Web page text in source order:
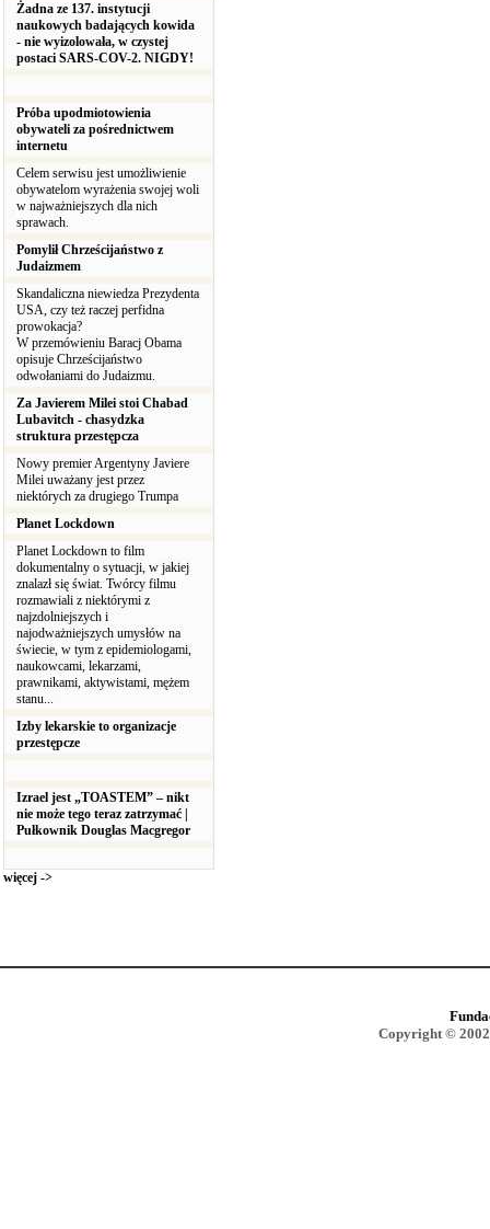
Żadna ze 137. instytucji
naukowych badających kowida
- nie wyizolowała, w czystej
postaci SARS-COV-2. NIGDY!
Próba upodmiotowienia
obywateli za pośrednictwem
internetu
Celem serwisu jest umożliwienie
obywatelom wyrażenia swojej woli
w najważniejszych dla nich
sprawach.
Pomylił Chrześcijaństwo z
Judaizmem
Skandaliczna niewiedza Prezydenta
USA, czy też raczej perfidna
prowokacja?
W przemówieniu Baracj Obama
opisuje Chrześcijaństwo
odwołaniami do Judaizmu.
Za Javierem Milei stoi Chabad
Lubavitch - chasydzka
struktura przestępcza
Nowy premier Argentyny Javiere
Milei uważany jest przez
niektórych za drugiego Trumpa
Planet Lockdown
Planet Lockdown to film
dokumentalny o sytuacji, w jakiej
znalazł się świat. Twórcy filmu
rozmawiali z niektórymi z
najzdolniejszych i
najodważniejszych umysłów na
świecie, w tym z epidemiologami,
naukowcami, lekarzami,
prawnikami, aktywistami, mężem
stanu...
Izby lekarskie to organizacje
przestępcze
Izrael jest „TOASTEM” – nikt
nie może tego teraz zatrzymać |
Pułkownik Douglas Macgregor
więcej ->
Copyright ©